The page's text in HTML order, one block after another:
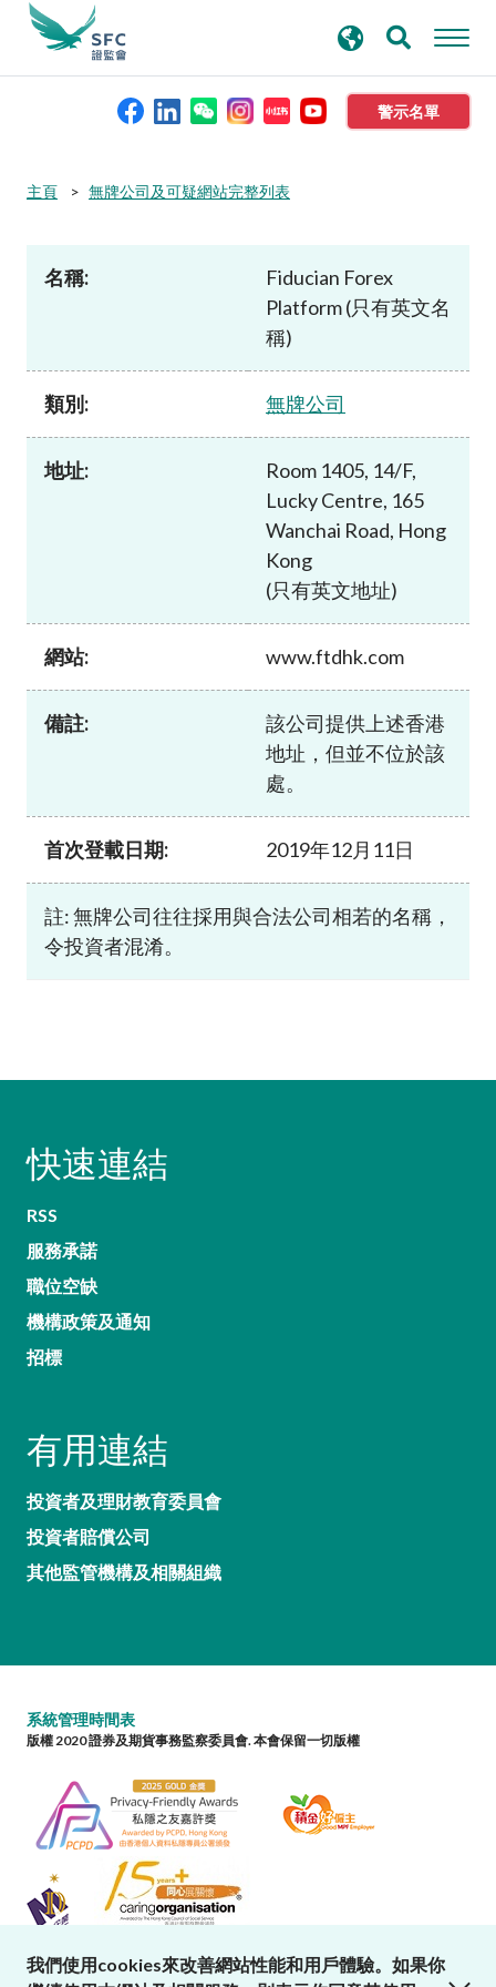
警示名單
本會簡介
尋
主頁 無牌公司及可疑網站完整列表
名稱:
Fiducian Forex
Platform (只有英文名
稱)
類別: 無牌公司
地址:
Room 1405, 14/F,
Lucky Centre, 165
Wanchai Road, Hong
Kong
(只有英文地址)
網站: www.ftdhk.com
備註:
該公司提供上述香港
地址，但並不位於該
處。
首次登載日期: 2019年12月11日
註: 無牌公司往往採用與合法公司相若的名稱，
令投資者混淆。
快速連結
RSS
服務承諾
職位空缺
機構政策及通知
招標
有用連結
投資者及理財教育委員會
投資者賠償公司
其他監管機構及相關組織
系統管理時間表
版權 2020 證券及期貨事務監察委員會. 本會保留一切版權
我們使用cookies來改善網站性能和用戶體驗。如果你
close cookies alert